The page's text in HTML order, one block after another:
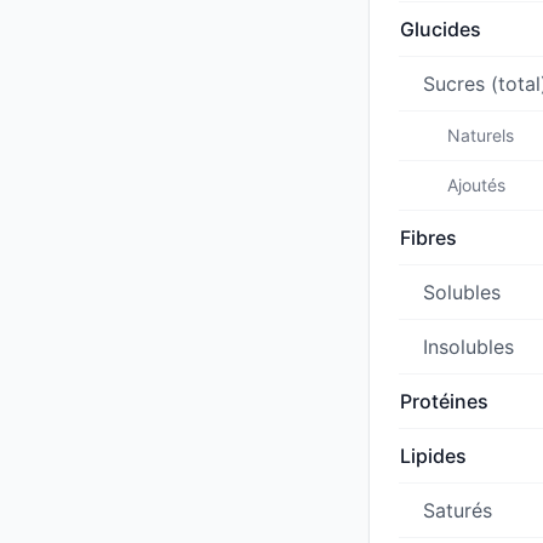
Glucides
Sucres
Naturels
Ajoutés
Fibres
Solubles
Insolubles
Protéines
Lipides
Saturés